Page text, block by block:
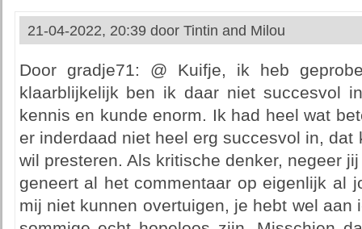
21-04-2022, 20:39 door Tintin and Milou
Door gradje71: @ Kuifje, ik heb
klaarblijkelijk ben ik daar niet succesvol
kennis en kunde enorm. Ik had heel wat
er inderdaad niet heel erg succesvol in,
wil presteren. Als kritische denker, negeer
geneert al het commentaar op eigenlijk al
mij niet kunnen overtuigen, je hebt wel aan